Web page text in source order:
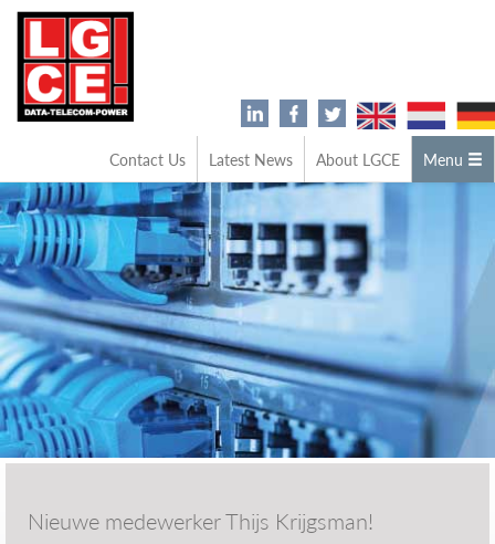
Contact Us Latest News About LGCE Menu
Nieuwe medewerker Thijs Krijgsman!